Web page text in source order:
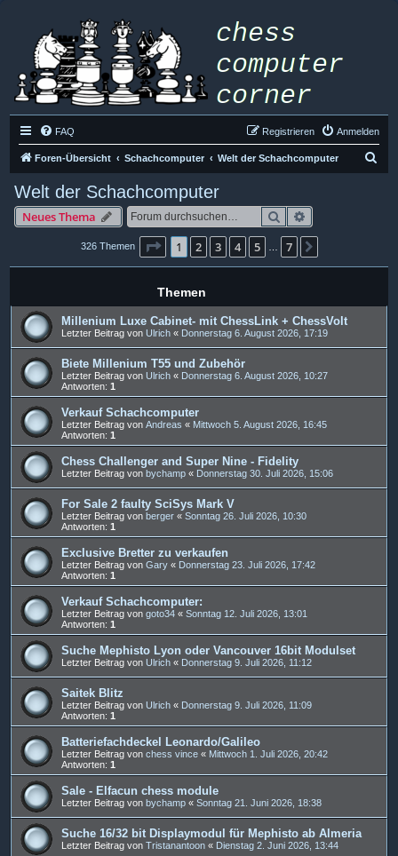
FAQ Anmelden
Registrieren
Foren-Übersicht Schachcomputer Welt der Schachcomputer
Welt der Schachcomputer
Neues Thema Suche
326 Themen Seite 1von
1 2 3 4 5 7
Themen
Millenium Luxe Cabinet- mit ChessLink + ChessVolt
Letzter Beitrag von Ulrich « Donnerstag 6. August 2026, 17:19
Biete Millenium T55 und Zubehör
Letzter Beitrag von Ulrich « Donnerstag 6. August 2026, 10:27
Antworten: 1
Verkauf Schachcomputer
Letzter Beitrag von Andreas « Mittwoch 5. August 2026, 16:45
Antworten: 1
Chess Challenger and Super Nine - Fidelity
Letzter Beitrag von bychamp « Donnerstag 30. Juli 2026, 15:06
For Sale 2 faulty SciSys Mark V
Letzter Beitrag von berger « Sonntag 26. Juli 2026, 10:30
Antworten: 1
Exclusive Bretter zu verkaufen
Letzter Beitrag von Gary « Donnerstag 23. Juli 2026, 17:42
Antworten: 1
Verkauf Schachcomputer:
Letzter Beitrag von goto34 « Sonntag 12. Juli 2026, 13:01
Antworten: 1
Suche Mephisto Lyon oder Vancouver 16bit Modulset
Letzter Beitrag von Ulrich « Donnerstag 9. Juli 2026, 11:12
Saitek Blitz
Letzter Beitrag von Ulrich « Donnerstag 9. Juli 2026, 11:09
Antworten: 1
Batteriefachdeckel Leonardo/Galileo
Letzter Beitrag von chess vince « Mittwoch 1. Juli 2026, 20:42
Antworten: 1
Sale - Elfacun chess module
Letzter Beitrag von bychamp « Sonntag 21. Juni 2026, 18:38
Suche 16/32 bit Displaymodul für Mephisto ab Almeria
Letzter Beitrag von Tristanantoon « Dienstag 2. Juni 2026, 13:44